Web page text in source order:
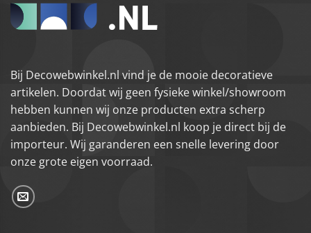
Bij Decowebwinkel.nl vind je de mooie decoratieve
artikelen. Doordat wij geen fysieke winkel/showroom
hebben kunnen wij onze producten extra scherp
aanbieden. Bij Decowebwinkel.nl koop je direct bij de
importeur. Wij garanderen een snelle levering door
onze grote eigen voorraad.